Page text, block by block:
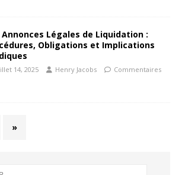
Annonces Légales de Liquidation :
Obligations et Implications
14, 2025 Henry Jacobs
Commentaires
»